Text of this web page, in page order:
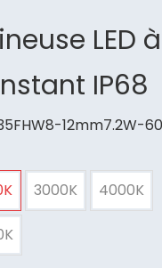
LED à
IP68
12mm7.2W-
3000K 4000K